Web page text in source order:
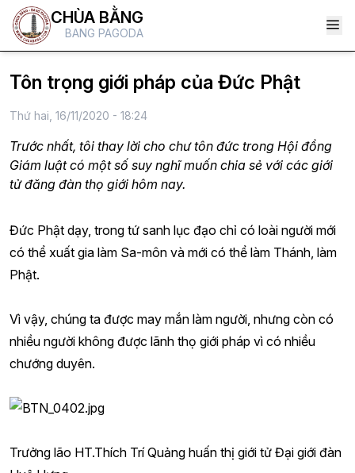
CHÙA BẰNG
BANG PAGODA
Tôn trọng giới pháp của Đức Phật
Thứ hai, 16/11/2020 - 18:24
Trước nhất, tôi thay lời cho chư tôn đức trong Hội đồng
Giám luật có một số suy nghĩ muốn chia sẻ với các giới
tử đăng đàn thọ giới hôm nay.
Đức Phật dạy, trong tứ sanh lục đạo chỉ có loài người mới
có thể xuất gia làm Sa-môn và mới có thể làm Thánh, làm
Phật.
Vì vậy, chúng ta được may mắn làm người, nhưng còn có
nhiều người không được lãnh thọ giới pháp vì có nhiều
chướng duyên.
Trưởng lão HT.Thích Trí Quảng huấn thị giới tử Đại giới đàn